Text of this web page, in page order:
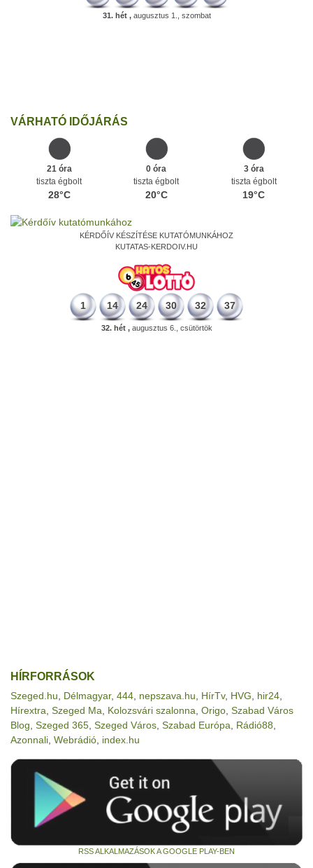
31. hét ,augusztus 1., szombat
VÁRHATÓ IDŐJÁRÁS
21 óra
tiszta égbolt
28°C
0 óra
tiszta égbolt
20°C
3 óra
tiszta égbolt
19°C
KÉRDŐÍV KÉSZÍTÉSE KUTATÓMUNKÁHOZ
KUTATAS-KERDOIV.HU
1 14 24 30 32 37
32. hét ,augusztus 6., csütörtök
HÍRFORRÁSOK
Szeged.hu Délmagyar, 444 nepszava.hu HírTv, HVG hir24
Hírextra Szeged Ma Kolozsvári szalonna Origo Szabad Város
Blog Szeged 365 Szeged Város Szabad Európa Rádió88
Azonnali Webrádió index.hu
RSS ALKALMAZÁSOK A GOOGLE PLAY-BEN